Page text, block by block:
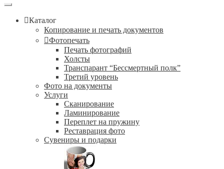
Каталог
Копирование и печать документов
Фотопечать
Печать фотографий
Холсты
Транспарант “Бессмертный полк”
Третий уровень
Фото на документы
Услуги
Сканирование
Ламинирование
Переплет на пружину
Реставрация фото
Сувениры и подарки